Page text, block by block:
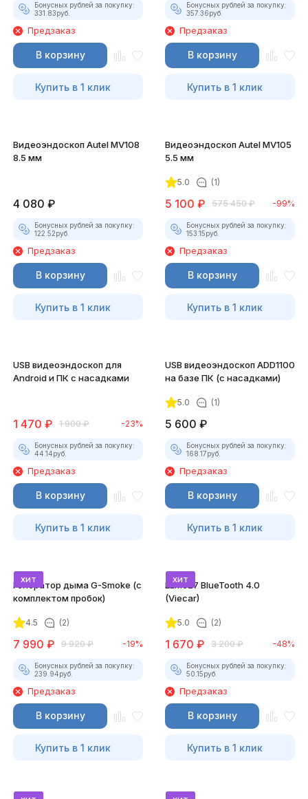
Бонусных рублей за покупку:
331.83руб.
Предзаказ
В корзину
Купить в 1 клик
Бонусных рублей за покупку:
357.36руб.
Предзаказ
В корзину
Купить в 1 клик
Видеоэндоскоп Autel MV108
8.5 мм
4 080 ₽
Бонусных рублей за покупку:
122.52руб.
Предзаказ
В корзину
Купить в 1 клик
Видеоэндоскоп Autel MV105
5.5 мм
5.0 (1)
5 100 ₽ 575 450 ₽ -99%
Бонусных рублей за покупку:
153.15руб.
Предзаказ
В корзину
Купить в 1 клик
USB видеоэндоскоп для
Android и ПК с насадками
1 470 ₽ 1 900 ₽ -23%
Бонусных рублей за покупку:
44.14руб.
Предзаказ
В корзину
Купить в 1 клик
USB видеоэндоскоп ADD1100
на базе ПК (с насадками)
5.0 (1)
5 600 ₽
Бонусных рублей за покупку:
168.17руб.
Предзаказ
В корзину
Купить в 1 клик
хит
Генератор дыма G-Smoke (c
комплектом пробок)
4.5 (2)
7 990 ₽ 9 920 ₽ -19%
Бонусных рублей за покупку:
239.94руб.
Предзаказ
В корзину
Купить в 1 клик
хит
ELM327 BlueTooth 4.0
(Viecar)
5.0 (2)
1 670 ₽ 3 200 ₽ -48%
Бонусных рублей за покупку:
50.15руб.
Предзаказ
В корзину
Купить в 1 клик